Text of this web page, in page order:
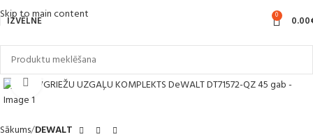
Skip to main content
IZVĒLNE 0 0.00
Noklikšķiniet, lai palielinātu
Sākums DEWALT